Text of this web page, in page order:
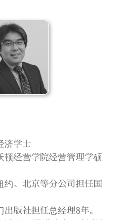
济学士
顿经营学院经营管理学硕
约、北京等分公司担任国
版社担任总经理8年。